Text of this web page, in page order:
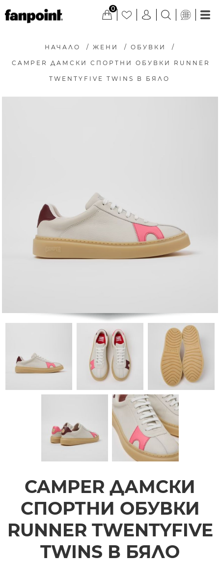
0
НАЧАЛО / ЖЕНИ / ОБУВКИ /
CAMPER ДАМСКИ СПОРТНИ ОБУВКИ RUNNER
TWENTYFIVE TWINS В БЯЛО
CAMPER ДАМСКИ
СПОРТНИ ОБУВКИ
RUNNER TWENTYFIVE
TWINS В БЯЛО